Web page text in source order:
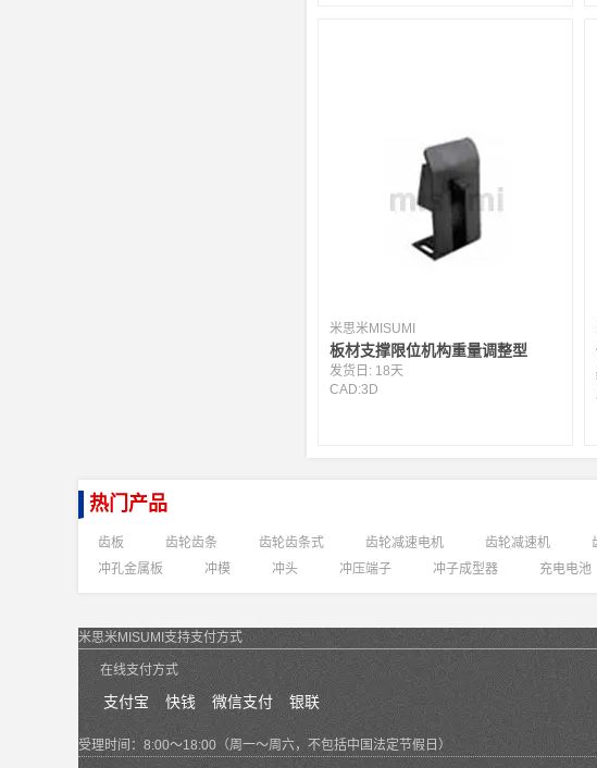
米思米MISUMI
板材支撑限位机构重量调整型
发货日: 18天
CAD:3D
热门产品
齿板 齿轮齿条 齿轮齿条式 齿轮减速电机 齿轮减速机
冲孔金属板
冲模 冲头 冲压端子 冲子成型器 充电电池
米思米MISUMI支持支付方式
在线支付方式
支付宝 快钱 微信支付 银联
受理时间：8:00～18:00（周一～周六，不包括中国法定节假日）